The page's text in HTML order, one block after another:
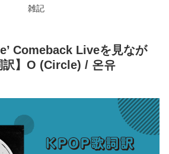
雑記
Comeback Liveを見なが
訳】O (Circle) / 온유